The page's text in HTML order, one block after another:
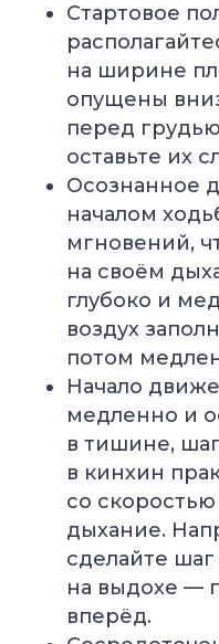
Стартовое
на ширине
опущены
перед
оставьте их
Осознанное
началом
мгновений,
на своём
глубоко и
воздух
потом
Начало
медленно и
в тишине,
в кинхин
со
дыхание.
сделайте
на выдохе —
вперёд.